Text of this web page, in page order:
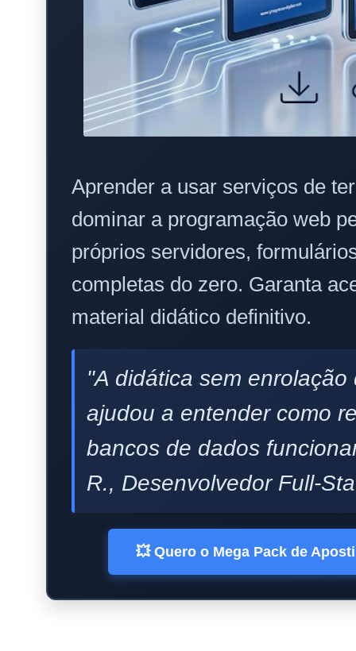
Aprender a usar serviços de
dominar a programação web
próprios servidores,
completas do zero. Garanta
material didático definitivo.
"A didática sem
ajudou a entender como
bancos de dados
R., Desenvolvedor Full-
💥 Quero o Mega Pack de